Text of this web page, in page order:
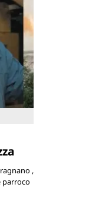
,
parroco